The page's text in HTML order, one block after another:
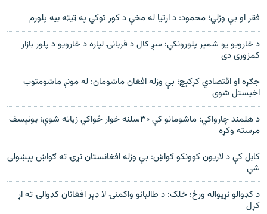
فقر او بې وزلي؛ محمود: د اړتیا له مخې د کور توکي په ټیټه بیه پلورم
د څارويو يو شمېر پلورونکي: سږ کال د قربانۍ لپاره د څارويو د پلور بازار
کمزوری دی
جګړه او اقتصادي کړکېچ؛ بې وزله افغان ماشومان: له مونږ ماشومتوب
اخیستل شوی
د هلمند چارواکي: ماشومانو کې ۳۰سلنه خوار ځواکي زياته شوې؛ یونېسف
مرسته وکړه
کابل کې د لاریون کوونکو ګواښ: بې وزله افغانستان نړۍ ته ګواښ پېښولی
شي
د کډوالو نړيواله ورځ؛ خلک: د طالبانو واکمنۍ لا ډېر افغانان کډوالۍ ته اړ
کړل